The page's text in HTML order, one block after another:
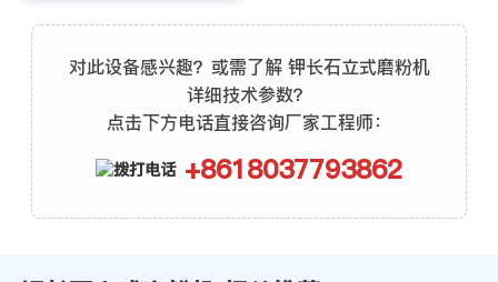
对此设备感兴趣？或需了解 钾长石立式磨粉机
详细技术参数？
点击下方电话直接咨询厂家工程师：
+8618037793862